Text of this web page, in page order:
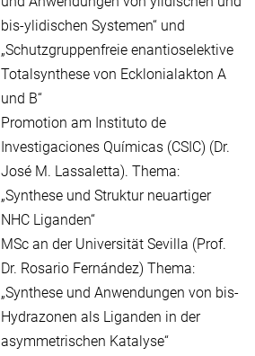
bis-ylidischen Systemen“ und
„Schutzgruppenfreie enantioselektive
Totalsynthese von Ecklonialakton A
und B“
Promotion am Instituto de
Investigaciones Químicas (CSIC) (Dr.
José M. Lassaletta). Thema:
„Synthese und Struktur neuartiger
NHC Liganden“
MSc an der Universität Sevilla (Prof.
Dr. Rosario Fernández) Thema:
„Synthese und Anwendungen von bis-
Hydrazonen als Liganden in der
asymmetrischen Katalyse“